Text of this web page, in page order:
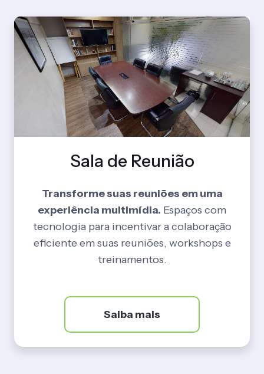
Sala de Reunião
Transforme suas reuniões em uma
experiência multimídia. Espaços com
tecnologia para incentivar a colaboração
eficiente em suas reuniões, workshops e
treinamentos.
Saiba mais